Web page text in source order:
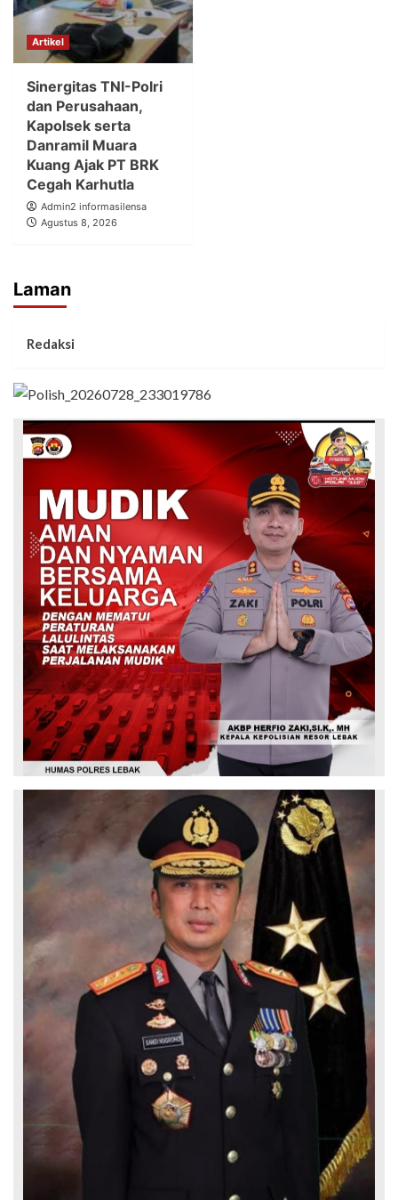
Artikel
Sinergitas TNI-Polri
dan Perusahaan,
Kapolsek serta
Danramil Muara
Kuang Ajak PT BRK
Cegah Karhutla
Admin2 informasilensa
Agustus 8, 2026
Laman
Redaksi